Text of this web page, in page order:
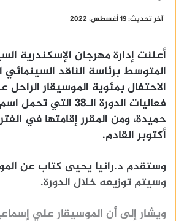
آخر تحديث: 19 أغسطس، 2022
أعلنت إدارة مهرجان الإسكندرية
المتوسط برئاسة الناقد السينمائي
الاحتفال بمئوية الموسيقار
فعاليات الدورة الـ٣٨
أكتوبر القادم.
وستقدم د.رانيا يحيى كتاب عن
وسيتم توزيعه خلال الدورة.
ويشار إلى أن الموسيقار علي